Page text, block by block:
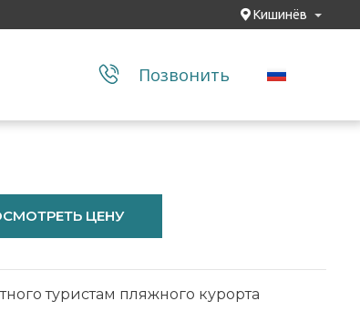
Кишинёв
Позвонить
ЦЕНУ
туристам пляжного курорта